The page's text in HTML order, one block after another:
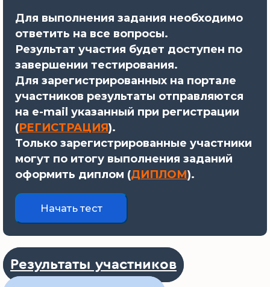
Для выполнения задания необходимо
ответить на все вопросы.
Результат участия будет доступен по
завершении тестирования.
Для зарегистрированных на портале
участников результаты отправляются
на e-mail указанный при регистрации
(РЕГИСТРАЦИЯ).
Только зарегистрированные участники
могут по итогу выполнения заданий
оформить диплом (ДИПЛОМ).
Результаты участников